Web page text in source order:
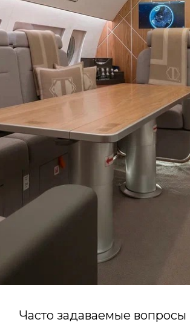
Часто задаваемые вопросы